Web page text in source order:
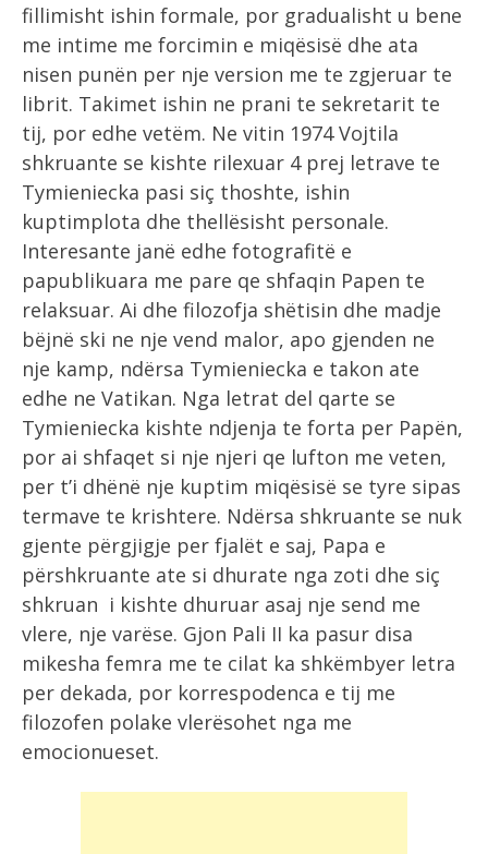
fillimisht ishin formale, por gradualisht u bene
me intime me forcimin e miqësisë dhe ata
nisen punën per nje version me te zgjeruar te
librit. Takimet ishin ne prani te sekretarit te
tij, por edhe vetëm. Ne vitin 1974 Vojtila
shkruante se kishte rilexuar 4 prej letrave te
Tymieniecka pasi siç thoshte, ishin
kuptimplota dhe thellësisht personale.
Interesante janë edhe fotografitë e
papublikuara me pare qe shfaqin Papen te
relaksuar. Ai dhe filozofja shëtisin dhe madje
bëjnë ski ne nje vend malor, apo gjenden ne
nje kamp, ndërsa Tymieniecka e takon ate
edhe ne Vatikan. Nga letrat del qarte se
Tymieniecka kishte ndjenja te forta per Papën,
por ai shfaqet si nje njeri qe lufton me veten,
per t’i dhënë nje kuptim miqësisë se tyre sipas
termave te krishtere. Ndërsa shkruante se nuk
gjente përgjigje per fjalët e saj, Papa e
përshkruante ate si dhurate nga zoti dhe siç
shkruan i kishte dhuruar asaj nje send me
vlere, nje varëse. Gjon Pali II ka pasur disa
mikesha femra me te cilat ka shkëmbyer letra
per dekada, por korrespodenca e tij me
filozofen polake vlerësohet nga me
emocionueset.